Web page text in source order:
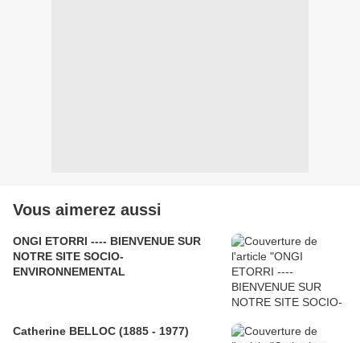
Vous aimerez aussi
ONGI ETORRI ---- BIENVENUE SUR
NOTRE SITE SOCIO-
ENVIRONNEMENTAL
Catherine BELLOC (1885 - 1977)